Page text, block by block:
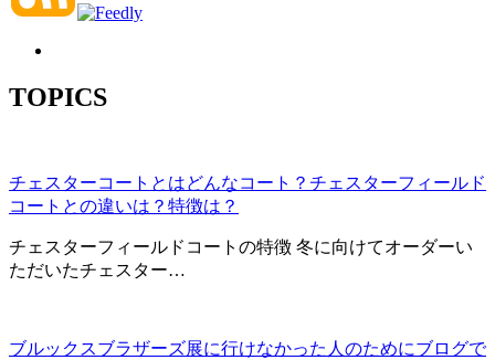
TOPICS
チェスターコートとはどんなコート？チェスターフィールド
コートとの違いは？特徴は？
チェスターフィールドコートの特徴 冬に向けてオーダーい
ただいたチェスター…
ブルックスブラザーズ展に行けなかった人のためにブログで